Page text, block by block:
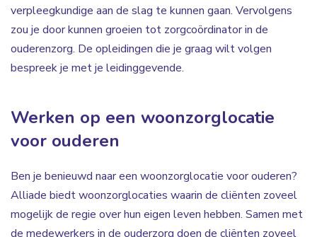
verpleegkundige aan de slag te kunnen gaan. Vervolgens
zou je door kunnen groeien tot zorgcoördinator in de
ouderenzorg. De opleidingen die je graag wilt volgen
bespreek je met je leidinggevende.
Werken op een woonzorglocatie
voor ouderen
Ben je benieuwd naar een woonzorglocatie voor ouderen?
Alliade biedt woonzorglocaties waarin de cliënten zoveel
mogelijk de regie over hun eigen leven hebben. Samen met
de medewerkers in de ouderzorg doen de cliënten zoveel